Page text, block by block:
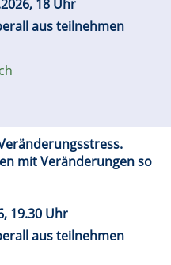
18 Uhr
aus teilnehmen
mit Veränderungen so
19.30 Uhr
aus teilnehmen